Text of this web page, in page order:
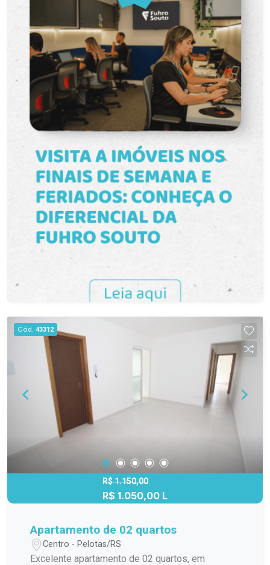
Cód. 43312
R$ 1.150,00
R$ 1.050,00 L
Apartamento de 02 quartos
Centro - Pelotas/RS
Excelente apartamento de 02 quartos, em